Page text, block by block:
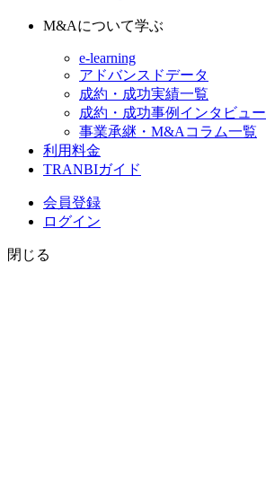
M&Aについて学ぶ
e-learning
アドバンスドデータ
成約・成功実績一覧
成約・成功事例インタビュー
事業承継・M&Aコラム一覧
利用料金
TRANBIガイド
会員登録
ログイン
閉じる